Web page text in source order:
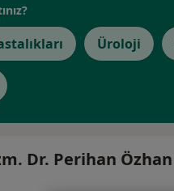
Üroloji
Dr. Perihan Özhan